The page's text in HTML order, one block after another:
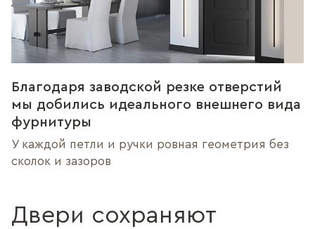
Благодаря заводской резке отверстий
мы добились идеального внешнего вида
фурнитуры
У каждой петли и ручки ровная геометрия без
сколок и зазоров
Двери сохраняют